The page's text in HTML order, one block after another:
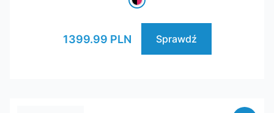
1399.99 PLN Sprawdź